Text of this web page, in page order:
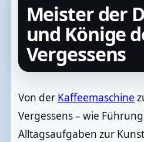
Meister der
und Könige
Vergessens
Von der Kaffeemaschine
Vergessens – wie
Alltagsaufgaben zur